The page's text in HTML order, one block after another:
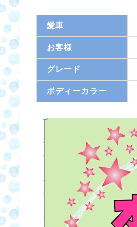
愛車
お客様
グレード
ボディーカラー